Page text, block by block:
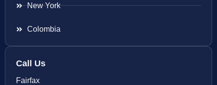
New York
Colombia
Call Us
Fairfax